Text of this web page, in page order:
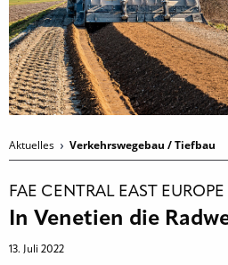
Aktuelles Verkehrswegebau / Tiefbau
FAE CENTRAL EAST
In Venetien die
13. Juli 2022